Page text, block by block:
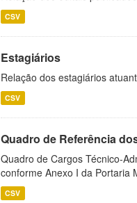
CSV
Estagiários
Relação dos estagiários
CSV
Quadro de Referência
Quadro de Cargos Técnico-
conforme Anexo I da Portaria
CSV